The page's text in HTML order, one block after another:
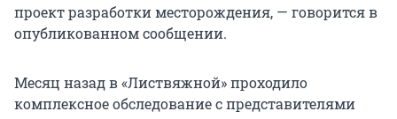
проект разработки месторождения, — говорится в
опубликованном сообщении.
Месяц назад в «Листвяжной» проходило
комплексное обследование с представителями